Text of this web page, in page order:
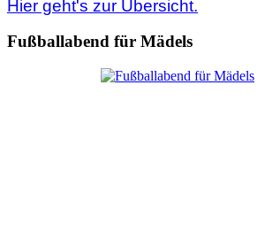
Hier geht's zur Übersicht.
Fußballabend für Mädels